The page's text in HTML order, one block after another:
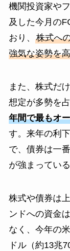
機関投資家や
及した今月の
おり、 株式へ
強気な姿勢を
また、株式だ
想定が多勢を
年間で最もオ
す。来年の利
で、債券は一
が強まってい
株式や債券は
ンドへの資金
なく、今年の
ドル（約13兆